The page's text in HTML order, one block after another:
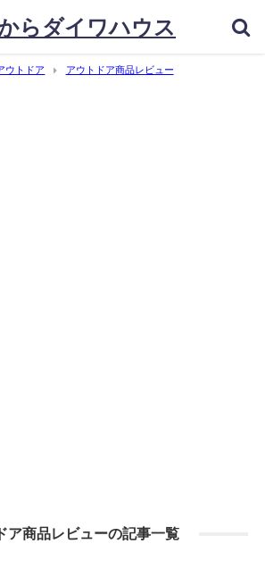
らダイワハウス
ウトドア アウトドア商品レビュー
ア商品レビューの記事一覧